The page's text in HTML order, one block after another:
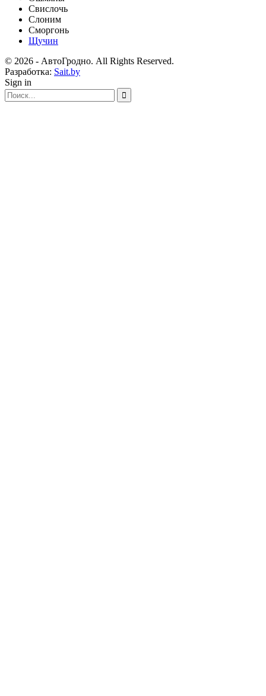
Свислочь
Слоним
Сморгонь
Щучин
© 2026 - АвтоГродно. All Rights Reserved.
Разработка: Sait.by
Sign in